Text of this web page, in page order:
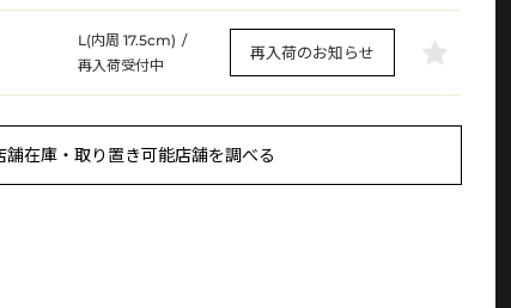
L(内周 17.5cm) /
再入荷受付中
再入荷のお知らせ
舗在庫・取り置き可能店舗を調べる